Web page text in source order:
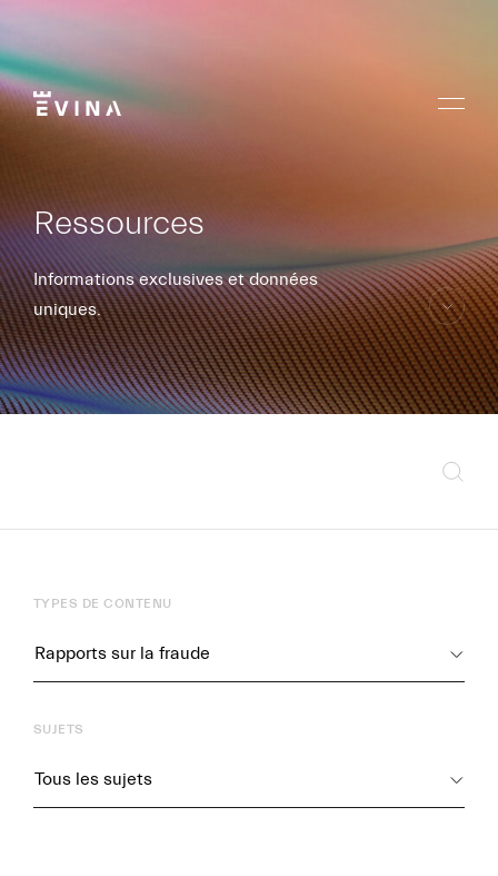
contenu
Evina
Menu
Ressources
Informations exclusives et données
uniques.
aller
au
contenu
TYPES DE CONTENU
SUJETS